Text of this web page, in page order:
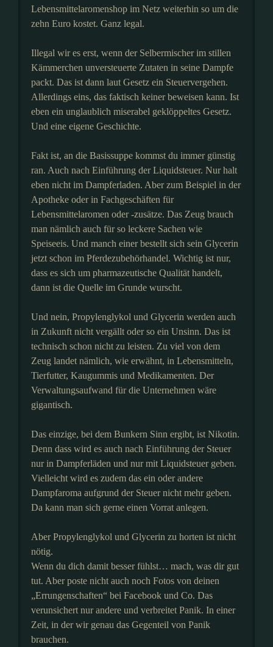
Lebensmittelaromenshop im Netz weiterhin so um die
zehn Euro kostet. Ganz legal.
Illegal wir es erst, wenn der Selbermischer im stillen
Kämmerchen unversteuerte Zutaten in seine Dampfe
packt. Das ist dann laut Gesetz ein Steuervergehen.
Allerdings eins, das faktisch keiner beweisen kann. Ist
eben ein unglaublich miserabel geklöppeltes Gesetz.
Und eine eigene Geschichte.
Fakt ist, an die Basissuppe kommst du immer günstig
ran. Auch nach Einführung der Liquidsteuer. Nur halt
eben nicht im Dampferladen. Aber zum Beispiel in der
Apotheke oder in Fachgeschäften für
Lebensmittelaromen oder -zusätze. Das Zeug brauch
man nämlich auch für so leckere Sachen wie
Speiseeis. Und manch einer bestellt sich sein Glycerin
jetzt schon im Pferdezubehörhandel. Wichtig ist nur,
dass es sich um pharmazeutische Qualität handelt,
dann ist die Quelle im Grunde wurscht.
Und nein, Propylenglykol und Glycerin werden auch
in Zukunft nicht vergällt oder so ein Unsinn. Das ist
technisch schon nicht zu leisten. Zu viel von dem
Zeug landet nämlich, wie erwähnt, in Lebensmitteln,
Tierfutter, Kaugummis und Medikamenten. Der
Verwaltungsaufwand für die Unternehmen wäre
gigantisch.
Das einzige, bei dem Bunkern Sinn ergibt, ist Nikotin.
Denn dass wird es auch nach Einführung der Steuer
nur in Dampferläden und nur mit Liquidsteuer geben.
Vielleicht wird es zudem das ein oder andere
Dampfaroma aufgrund der Steuer nicht mehr geben.
Da kann man sich gerne einen Vorrat anlegen.
Aber Propylenglykol und Glycerin zu horten ist nicht
nötig.
Wenn du dich damit besser fühlst… mach, was dir gut
tut. Aber poste nicht auch noch Fotos von deinen
„Errungenschaften“ bei Facebook und Co. Das
verunsichert nur andere und verbreitet Panik. In einer
Zeit, in der wir genau das Gegenteil von Panik
brauchen.